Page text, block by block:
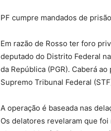
PF cumpre mandados de
Em razão de Rosso ter foro
deputado do Distrito Federal
da República (PGR). Caberá
Supremo Tribunal Federal
A operação é baseada nas
Os delatores revelaram que